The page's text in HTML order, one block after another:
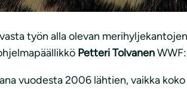
työn alla olevan
Petteri Tolvanen
vuodesta 2006 lähtien, vaikka